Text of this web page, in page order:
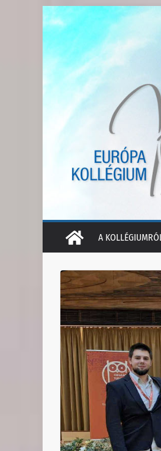
to
content
A